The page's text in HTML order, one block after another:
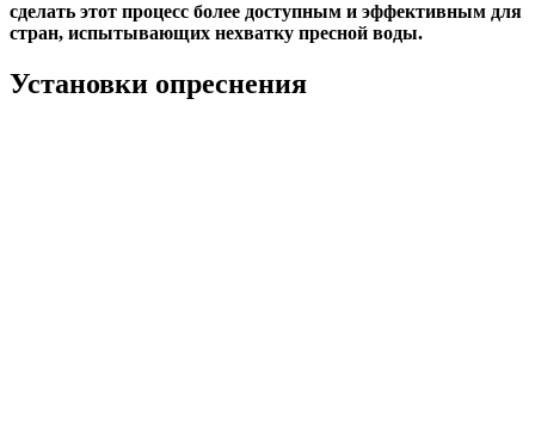
сделать этот процесс более доступным и эффективным для
стран, испытывающих нехватку пресной воды.
Установки опреснения